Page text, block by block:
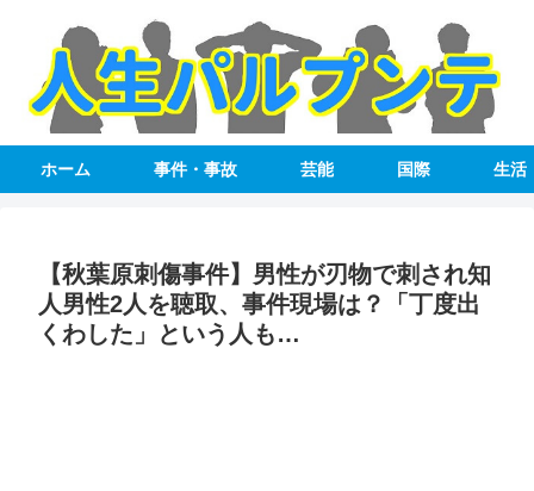
ホーム 事件・事故 芸能 国際 生活
【秋葉原刺傷事件】男性が刃物で刺され知
人男性2人を聴取、事件現場は？「丁度出
くわした」という人も…